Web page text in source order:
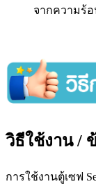
จากความร้
วิธีใช้งาน /
การใช้งานตู้เซฟ